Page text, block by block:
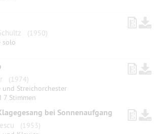
(1950)
solo
(1974)
und Streichorchester
Stimmen
bei Sonnenaufgang
(1953)